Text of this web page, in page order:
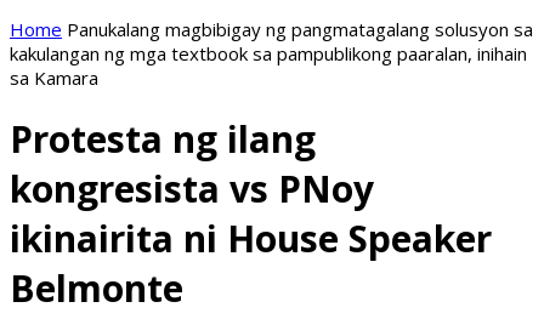
Home Panukalang magbibigay ng pangmatagalang solusyon sa
kakulangan ng mga textbook sa pampublikong paaralan, inihain
sa Kamara
Protesta ng ilang
kongresista vs PNoy
ikinairita ni House Speaker
Belmonte